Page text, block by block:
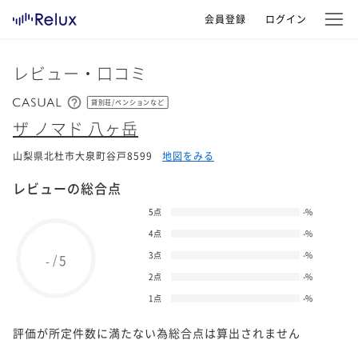
会員登録 ログイン
レビュー・口コミ
貸別荘/ペンションなど
ザ ノマド 八ヶ岳
山梨県北杜市大泉町谷戸8599 地図をみる
レビューの総合点
- /5
5点 -%
4点
-%
3点
-%
2点
-%
1点
-%
評価が所定件数に満たない為総合点は算出されません